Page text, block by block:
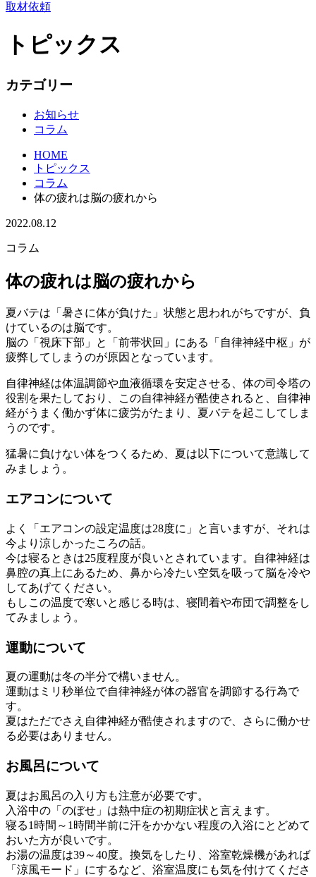
取材依頼
トピックス
カテゴリー
お知らせ
コラム
HOME
トピックス
コラム
体の疲れは脳の疲れから
2022.08.12
コラム
体の疲れは脳の疲れから
夏バテは「暑さに体が負けた」状態と思われがちですが、負
けているのは脳です。
脳の「視床下部」と「前帯状回」にある「自律神経中枢」が
疲弊してしまうのが原因となっています。
自律神経は体温調節や血液循環を安定させる、体の司令塔の
役割を果たしており、この自律神経が酷使されると、自律神
経がうまく働かず体に疲労がたまり、夏バテを起こしてしま
うのです。
猛暑に負けない体をつくるため、夏は以下について意識して
みましょう。
エアコンについて
よく「エアコンの設定温度は28度に」と言いますが、それは
今より涼しかったころの話。
今は寝るときは25度程度が良いとされています。自律神経は
鼻腔の真上にあるため、鼻から冷たい空気を吸って脳を冷や
してあげてください。
もしこの温度で寒いと感じる時は、寝間着や布団で調整をし
てみましょう。
運動について
夏の運動は冬の半分で構いません。
運動はミリ秒単位で自律神経が体の器官を調節する行為で
す。
夏はただでさえ自律神経が酷使されますので、さらに働かせ
る必要はありません。
お風呂について
夏はお風呂の入り方も注意が必要です。
入浴中の「のぼせ」は熱中症の初期症状と言えます。
寝る1時間～1時間半前に汗をかかない程度の入浴にとどめて
おいた方が良いです。
お湯の温度は39～40度。換気をしたり、浴室乾燥機があれば
「涼風モード」にするなど、浴室温度にも気を付けてくださ